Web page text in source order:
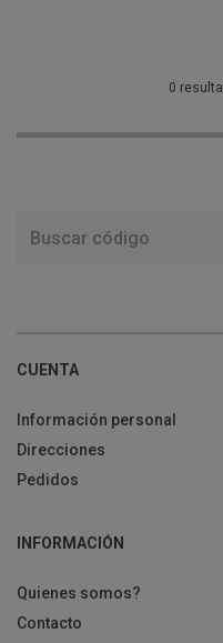
0
CUENTA
Información personal
Direcciones
Pedidos
INFORMACIÓN
Quienes somos?
Contacto